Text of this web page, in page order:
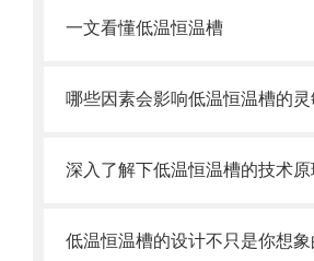
一文看懂低温恒温槽
哪些因素会影响低温恒温槽的灵
深入了解下低温恒温槽的技术原